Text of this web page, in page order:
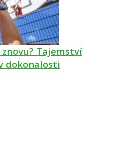
Tajemství
dokonalosti